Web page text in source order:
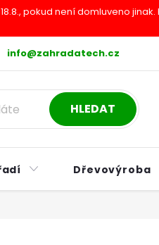
pokud není domluveno
info@zahradatech.cz
řád Postup při nákupu na
HLEDAT
Dřevovýroba